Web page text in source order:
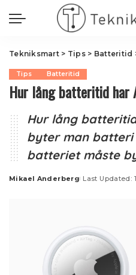
Tekniksmart> Tips> Batteritid
Tips Batteritid
Hur lång batteritid har
Hur lång
byter man
batteriet måste
Posted
Mikael Anderberg Last Updated: